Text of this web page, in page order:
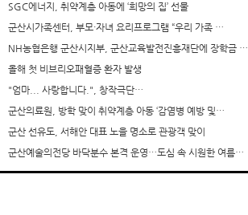
SGC에너지, 취약계층 아동에 ‘희망의 집’ 선물
군산시가족센터, 부모·자녀 요리프로그램 “우리 가족 …
NH농협은행 군산시지부, 군산교육발전진흥재단에 장학금 …
올해 첫 비브리오패혈증 환자 발생
"엄마... 사랑합니다.", 창작극단…
군산의료원, 방학 맞이 취약계층 아동 ‘감염병 예방 및…
군산 선유도, 서해안 대표 노을 명소로 관광객 맞이
군산예술의전당 바닥분수 본격 운영…도심 속 시원한 여름…